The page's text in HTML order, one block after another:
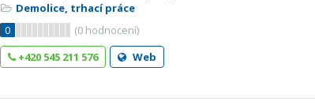
Demolice, trhací práce
0
(0 hodnocení)
+420 545 211 576
Web